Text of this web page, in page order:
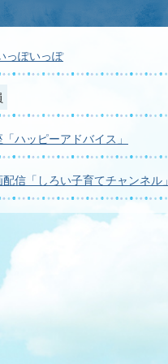
っぽいっぽ
ハッピーアドバイス」
信「しろい子育てチャンネル」